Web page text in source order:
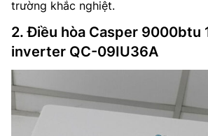
trường khắc nghiệt.
2. Điều hòa Casper 9000btu
inverter QC-09IU36A